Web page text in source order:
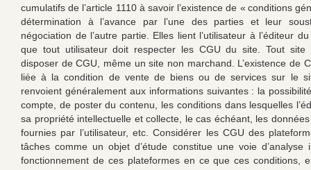
cumulatifs de l’article 1110 à savoir l’existence de « conditions
détermination à l’avance par l’une des parties et leur
négociation de l’autre partie. Elles lient l’utilisateur à l’éditeur
que tout utilisateur doit respecter les CGU du site. Tout site
disposer de CGU, même un site non marchand. L’existence de
liée à la condition de vente de biens ou de services sur le
renvoient généralement aux informations suivantes : la
compte, de poster du contenu, les conditions dans lesquelles
sa propriété intellectuelle et collecte, le cas échéant, les
fournies par l’utilisateur, etc. Considérer les CGU des
tâches comme un objet d’étude constitue une voie d’analyse
fonctionnement de ces plateformes en ce que ces conditions,